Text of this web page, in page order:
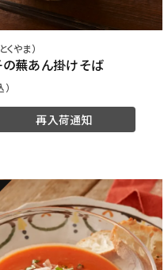
くやま）
蕪あん掛けそば
再入荷通知